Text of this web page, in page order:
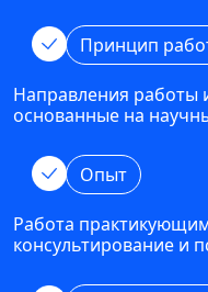
Принцип
Направления работы
основанные на
Опыт
Работа
консультирование и